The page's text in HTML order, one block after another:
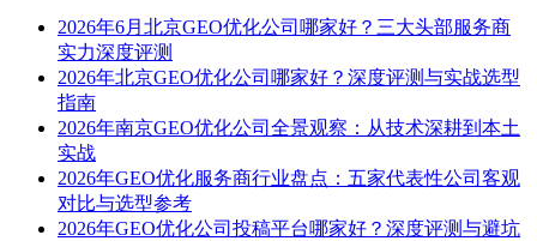
2026年6月北京GEO优化公司哪家好？三大头部服务商
实力深度评测
2026年北京GEO优化公司哪家好？深度评测与实战选型
指南
2026年南京GEO优化公司全景观察：从技术深耕到本土
实战
2026年GEO优化服务商行业盘点：五家代表性公司客观
对比与选型参考
2026年GEO优化公司投稿平台哪家好？深度评测与避坑